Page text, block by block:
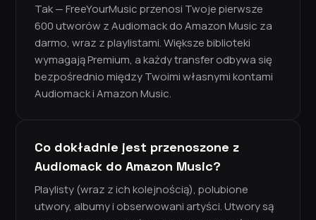
Tak — FreeYourMusic przenosi Twoje pierwsze
600 utworów z Audiomack do Amazon Music za
darmo, wraz z playlistami. Większe biblioteki
wymagają Premium, a każdy transfer odbywa się
bezpośrednio między Twoimi własnymi kontami
Audiomack i Amazon Music.
Co dokładnie jest przenoszone z
Audiomack do Amazon Music?
Playlisty (wraz z ich kolejnością), polubione
utwory, albumy i obserwowani artyści. Utwory są